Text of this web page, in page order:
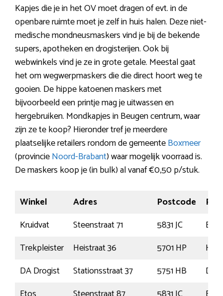
Kapjes die je in het OV moet dragen of evt. in de
openbare ruimte moet je zelf in huis halen. Deze niet-
medische mondneusmaskers vind je bij de bekende
supers, apotheken en drogisterijen. Ook bij
webwinkels vind je ze in grote getale. Meestal gaat
het om wegwerpmaskers die die direct hoort weg te
gooien. De hippe katoenen maskers met
bijvoorbeeld een printje mag je uitwassen en
hergebruiken. Mondkapjes in Beugen centrum, waar
zijn ze te koop? Hieronder tref je meerdere
plaatselijke retailers rondom de gemeenteBoxmeer
(provincieNoord-Brabant) waar mogelijk voorraad is.
De maskers koop je (in bulk) al vanaf €0,50 p/stuk.
Winkel Adres Postcode
Kruidvat
Steenstraat 71 5831 JC
Trekpleister
Heistraat 36 5701 HP
DA Drogist
Stationsstraat 37 5751 HB